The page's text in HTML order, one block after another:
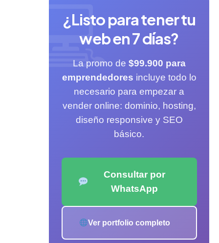
¿Listo para tener tu
web en 7 días?
La promo de $99.900 para
emprendedores incluye todo lo
necesario para empezar a
vender online: dominio, hosting,
diseño responsive y SEO
básico.
Consultar por
WhatsApp
Ver portfolio completo